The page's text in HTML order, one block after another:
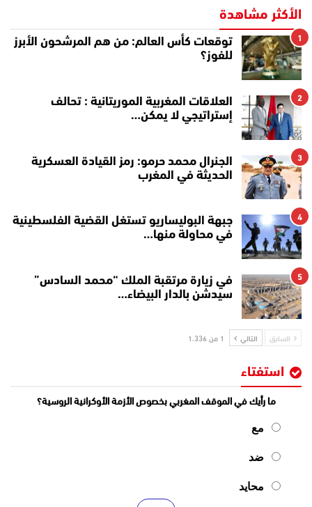
الأكثر مشاهدة
1
توقعات كأس العالم: من هم المرشحون الأبرز
للفوز؟
2
العلاقات المغربية الموريتانية : تحالف
إستراتيجي لا يمكن…
3
الجنرال محمد حرمو: رمز القيادة العسكرية
الحديثة في المغرب
4
جبهة البوليساريو تستغل القضية الفلسطينية
في محاولة منها…
5
في زيارة مرتقبة الملك “محمد السادس”
سيدشن بالدار البيضاء…
السابق التالي 1 من 1٬336
استفتاء
ما رأيك في الموقف المغربي بخصوص الأزمة الأوكرانية الروسية؟
مع
ضد
محايد